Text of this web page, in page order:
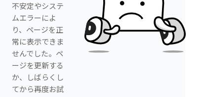
不安定やシステ
ムエラーによ
り、ページを正
常に表示できま
せんでした。ペ
ージを更新する
か、しばらくし
てから再度お試